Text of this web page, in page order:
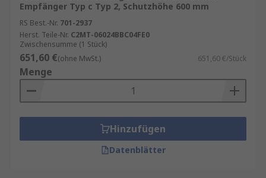
Empfänger Typ c Typ 2, Schutzhöhe 600 mm
RS Best.-Nr. 701-2937
Herst. Teile-Nr. C2MT-06024BBC04FE0
Zwischensumme (1 Stück)
651,60 €(ohne MwSt.) 651,60 €/Stück
Menge
Hinzufügen
Datenblätter